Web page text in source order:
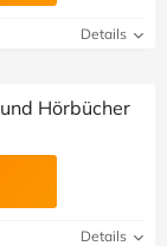
Details
Hörbücher
Details